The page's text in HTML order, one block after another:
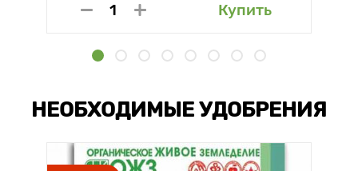
Купить
НЕОБХОДИМЫЕ УДОБРЕНИЯ